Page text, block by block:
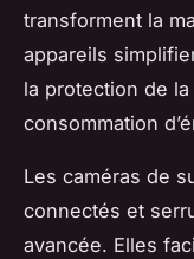
transforment la
appareils
la protection de
consommation
Les caméras de
connectés et
avancée. Elles